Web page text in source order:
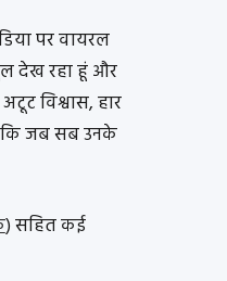
पर वायरल
देख रहा हूं और
विश्वास, हार
कि जब सब उनके
) सहित कई